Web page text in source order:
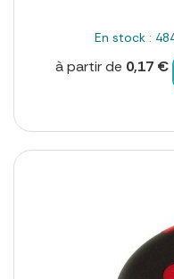
En stock :
à partir de 0,17 €